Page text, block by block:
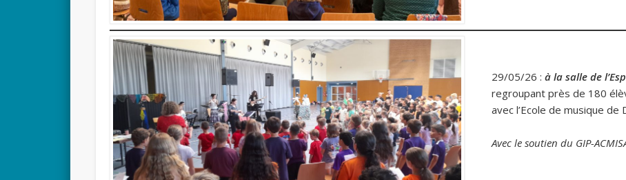
29/05/26 :à la salle de
regroupant près de 180
avec l’Ecole de musique
Avec le soutien du GIP-